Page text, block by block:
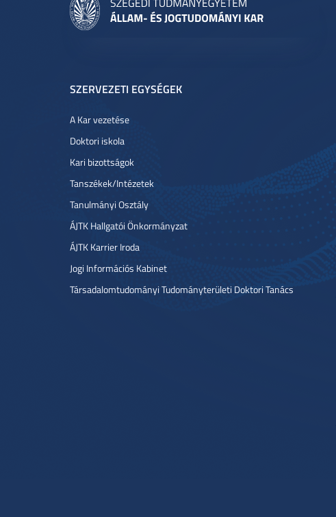
SZERVEZETI EGYSÉGEK
A Kar vezetése
Doktori iskola
Kari bizottságok
Tanszékek/Intézetek
Tanulmányi Osztály
ÁJTK Hallgatói Önkormányzat
ÁJTK Karrier Iroda
Jogi Információs Kabinet
Társadalomtudományi Tudományterületi Doktori Tanács